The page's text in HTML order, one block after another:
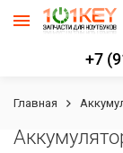
+7
Главная